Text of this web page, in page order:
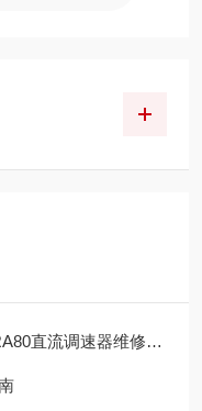
直流调速器维修指南